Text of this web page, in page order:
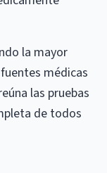
la mayor
médicas
las pruebas
de todos